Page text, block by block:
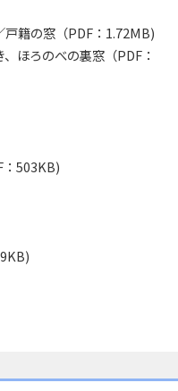
籍の窓（PDF：1.72MB)
ほろのべの裏窓（PDF：
：503KB)